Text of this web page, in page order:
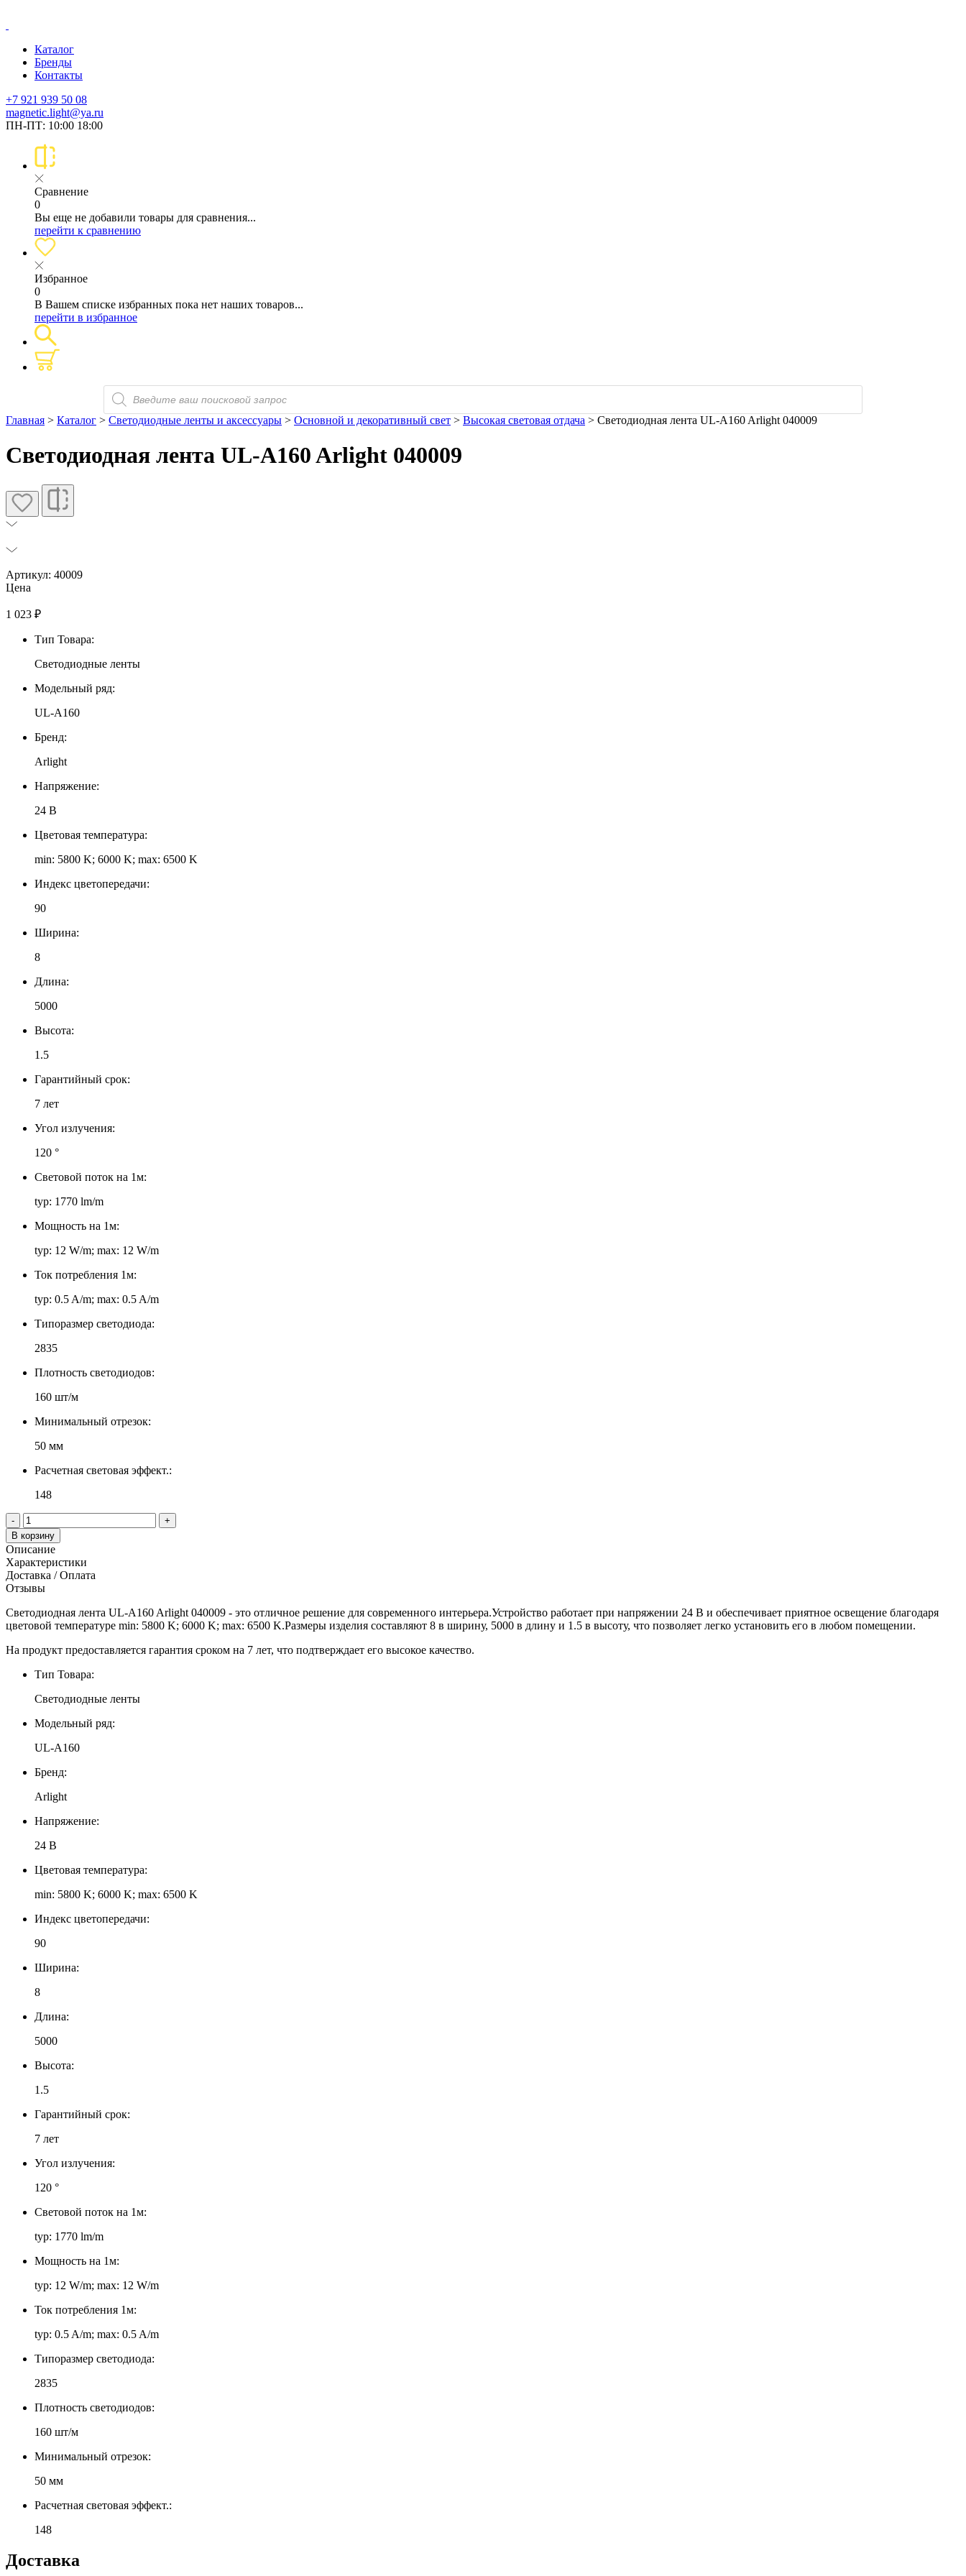
Каталог
Бренды
Контакты
+7 921 939 50 08
magnetic.light@ya.ru
ПН-ПТ: 10:00 18:00
Сравнение
0
Вы еще не добавили товары для сравнения...
перейти к сравнению
Избранное
0
В Вашем списке избранных пока нет наших товаров...
перейти в избранное
Поиск
товаров
Главная > Каталог > Светодиодные ленты и аксессуары > Основной и декоративный свет > Высокая световая отдача > Светодиодная лента UL-A160 Arlight 040009
Светодиодная лента UL-A160 Arlight 040009
Артикул: 40009
Цена
1 023 ₽
Тип Товара:
Светодиодные ленты
Модельный ряд:
UL-A160
Бренд:
Arlight
Напряжение:
24 В
Цветовая температура:
min: 5800 K; 6000 K; max: 6500 K
Индекс цветопередачи:
90
Ширина:
8
Длина:
5000
Высота:
1.5
Гарантийный срок:
7 лет
Угол излучения:
120 °
Световой поток на 1м:
typ: 1770 lm/m
Мощность на 1м:
typ: 12 W/m; max: 12 W/m
Ток потребления 1м:
typ: 0.5 A/m; max: 0.5 A/m
Типоразмер светодиода:
2835
Плотность светодиодов:
160 шт/м
Минимальный отрезок:
50 мм
Расчетная световая эффект.:
148
-
+
В корзину
Описание
Характеристики
Доставка / Оплата
Отзывы
Светодиодная лента UL-A160 Arlight 040009 - это отличное решение для современного интерьера.Устройство работает при напряжении 24 В и обеспечивает приятное освещение благодаря
цветовой температуре min: 5800 K; 6000 K; max: 6500 K.Размеры изделия составляют 8 в ширину, 5000 в длину и 1.5 в высоту, что позволяет легко установить его в любом помещении.
На продукт предоставляется гарантия сроком на 7 лет, что подтверждает его высокое качество.
Тип Товара:
Светодиодные ленты
Модельный ряд:
UL-A160
Бренд:
Arlight
Напряжение:
24 В
Цветовая температура:
min: 5800 K; 6000 K; max: 6500 K
Индекс цветопередачи:
90
Ширина:
8
Длина:
5000
Высота:
1.5
Гарантийный срок:
7 лет
Угол излучения:
120 °
Световой поток на 1м:
typ: 1770 lm/m
Мощность на 1м:
typ: 12 W/m; max: 12 W/m
Ток потребления 1м:
typ: 0.5 A/m; max: 0.5 A/m
Типоразмер светодиода:
2835
Плотность светодиодов:
160 шт/м
Минимальный отрезок:
50 мм
Расчетная световая эффект.:
148
Доставка